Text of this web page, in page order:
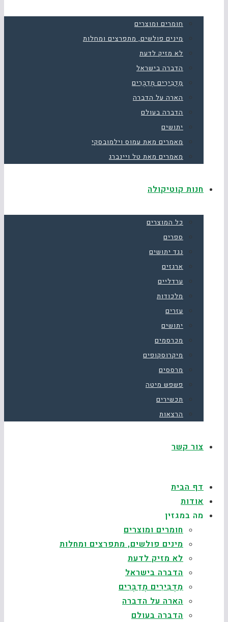
חומרים ומוצרים
מינים פולשים, מתפרצים ומחלות
לא מזיק לדעת
הדברה בישראל
מַדְבִּירִים מְדַבְּרִים
הארה על הדברה
הדברה בעולם
יתושים
מאמרים מאת עמוס וילמובסקי
מאמרים מאת טל ויינברג
חנות קוטיקולה
כל המוצרים
ספרים
נגד יתושים
ארגזים
ערדליים
מלכודות
עזרים
יתושים
מכרסמים
מיקרוסקופים
מרססים
פשפש מיטה
תכשירים
הרצאות
צור קשר
דף הבית
אודות
מה במגזין
חומרים ומוצרים
מינים פולשים, מתפרצים ומחלות
לא מזיק לדעת
הדברה בישראל
מַדְבִּירִים מְדַבְּרִים
הארה על הדברה
הדברה בעולם